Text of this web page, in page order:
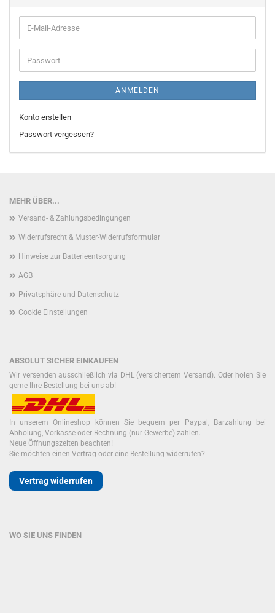
E-
Mail-
Adresse
Passwort
ANMELDEN
Konto erstellen
Passwort vergessen?
MEHR ÜBER...
Versand- & Zahlungsbedingungen
Widerrufsrecht & Muster-Widerrufsformular
Hinweise zur Batterieentsorgung
AGB
Privatsphäre und Datenschutz
Cookie Einstellungen
ABSOLUT SICHER EINKAUFEN
Wir versenden ausschließlich via DHL (versichertem Versand). Oder holen Sie
gerne Ihre Bestellung bei uns ab!
In unserem Onlineshop können Sie bequem per Paypal, Barzahlung bei
Abholung, Vorkasse oder Rechnung (nur Gewerbe) zahlen.
Neue Öffnungszeiten beachten!
Sie möchten einen Vertrag oder eine Bestellung widerrufen?
Vertrag widerrufen
WO SIE UNS FINDEN